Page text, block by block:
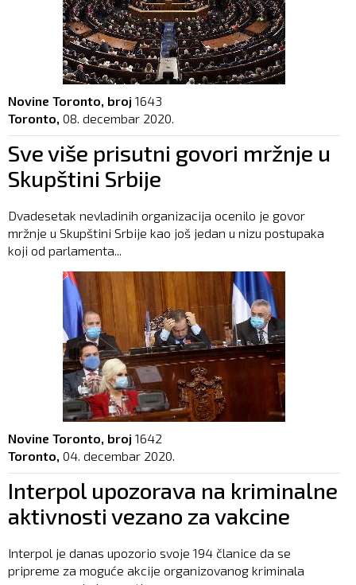
Novine Toronto, broj 1643
Toronto, 08. decembar 2020.
Sve više prisutni govori mržnje u
Skupštini Srbije
Dvadesetak nevladinih organizacija ocenilo je govor
mržnje u Skupštini Srbije kao još jedan u nizu postupaka
koji od parlamenta...
Novine Toronto, broj 1642
Toronto, 04. decembar 2020.
Interpol upozorava na kriminalne
aktivnosti vezano za vakcine
Interpol je danas upozorio svoje 194 članice da se
pripreme za moguće akcije organizovanog kriminala